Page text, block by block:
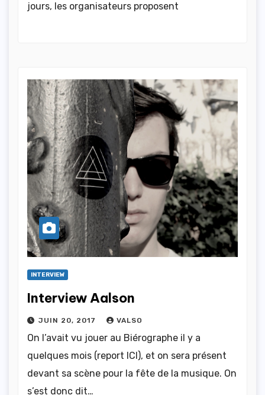
jours, les organisateurs proposent
INTERVIEW
Interview Aalson
JUIN 20, 2017 VALSO
On l’avait vu jouer au Biérographe il y a
quelques mois (report ICI), et on sera présent
devant sa scène pour la fête de la musique. On
s’est donc dit…